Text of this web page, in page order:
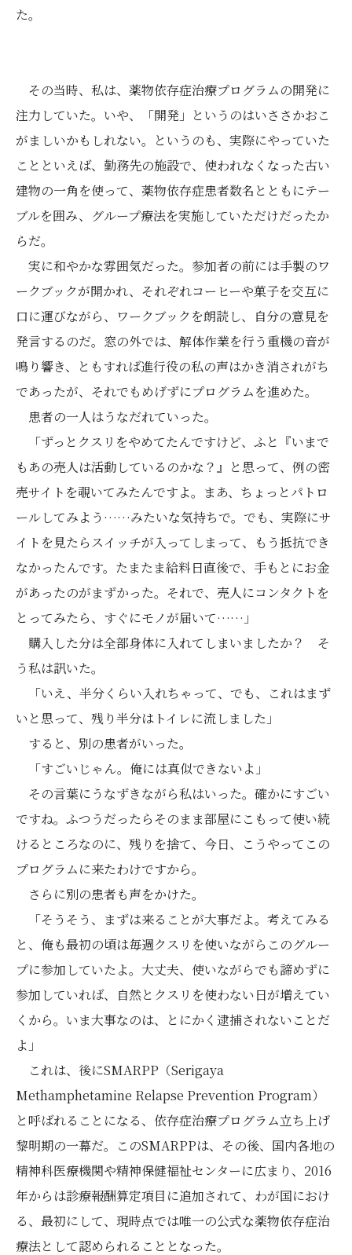
た。
その当時、私は、薬物依存症治療プログラムの開発に
注力していた。いや、「開発」というのはいささかおこ
がましいかもしれない。というのも、実際にやっていた
ことといえば、勤務先の施設で、使われなくなった古い
建物の一角を使って、薬物依存症患者数名とともにテー
ブルを囲み、グループ療法を実施していただけだったか
らだ。
実に和やかな雰囲気だった。参加者の前には手製のワ
ークブックが開かれ、それぞれコーヒーや菓子を交互に
口に運びながら、ワークブックを朗読し、自分の意見を
発言するのだ。窓の外では、解体作業を行う重機の音が
鳴り響き、ともすれば進行役の私の声はかき消されがち
であったが、それでもめげずにプログラムを進めた。
患者の一人はうなだれていった。
「ずっとクスリをやめてたんですけど、ふと『いまで
もあの売人は活動しているのかな？』と思って、例の密
売サイトを覗いてみたんですよ。まあ、ちょっとパトロ
ールしてみよう……みたいな気持ちで。でも、実際にサ
イトを見たらスイッチが入ってしまって、もう抵抗でき
なかったんです。たまたま給料日直後で、手もとにお金
があったのがまずかった。それで、売人にコンタクトを
とってみたら、すぐにモノが届いて……」
購入した分は全部身体に入れてしまいましたか？ そ
う私は訊いた。
「いえ、半分くらい入れちゃって、でも、これはまず
いと思って、残り半分はトイレに流しました」
すると、別の患者がいった。
「すごいじゃん。俺には真似できないよ」
その言葉にうなずきながら私はいった。確かにすごい
ですね。ふつうだったらそのまま部屋にこもって使い続
けるところなのに、残りを捨て、今日、こうやってこの
プログラムに来たわけですから。
さらに別の患者も声をかけた。
「そうそう、まずは来ることが大事だよ。考えてみる
と、俺も最初の頃は毎週クスリを使いながらこのグルー
プに参加していたよ。大丈夫、使いながらでも諦めずに
参加していれば、自然とクスリを使わない日が増えてい
くから。いま大事なのは、とにかく逮捕されないことだ
よ」
これは、後にSMARPP（Serigaya
Methamphetamine Relapse Prevention Program）
と呼ばれることになる、依存症治療プログラム立ち上げ
黎明期の一幕だ。このSMARPPは、その後、国内各地の
精神科医療機関や精神保健福祉センターに広まり、2016
年からは診療報酬算定項目に追加されて、わが国におけ
る、最初にして、現時点では唯一の公式な薬物依存症治
療法として認められることとなった。